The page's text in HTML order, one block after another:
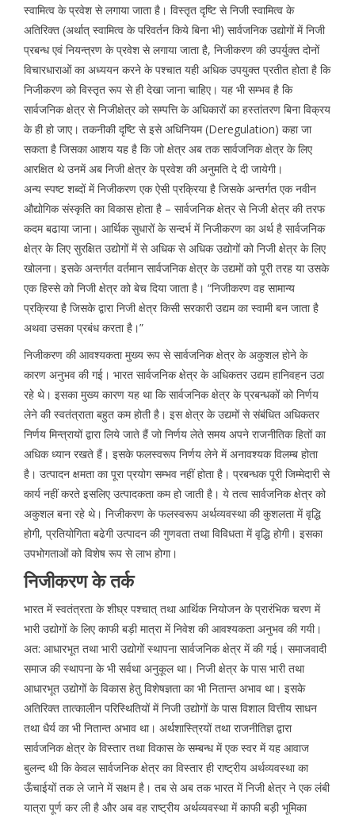
स्वामित्व के प्रवेश से लगाया जाता है। विस्तृत दृष्टि से निजी स्वामित्व के
अतिरिक्त (अर्थात् स्वामित्व के परिवर्तन किये बिना भी) सार्वजनिक उद्योगों में निजी
प्रबन्ध एवं नियन्त्रण के प्रवेश से लगाया जाता है, निजीकरण की उपर्युक्त दोनों
विचारधाराओं का अध्ययन करने के पश्चात यही अधिक उपयुक्त प्रतीत होता है कि
निजीकरण को विस्तृत रूप से ही देखा जाना चाहिए। यह भी सम्भव है कि
सार्वजनिक क्षेत्र से निजीक्षेत्र को सम्पत्ति के अधिकारों का हस्तांतरण बिना विक्रय
के ही हो जाए। तकनीकी दृष्टि से इसे अधिनियम (Deregulation) कहा जा
सकता है जिसका आशय यह है कि जो क्षेत्र अब तक सार्वजनिक क्षेत्र के लिए
आरक्षित थे उनमें अब निजी क्षेत्र के प्रवेश की अनुमति दे दी जायेगी।
अन्य स्पष्ट शब्दों में निजीकरण एक ऐसी प्रक्रिया है जिसके अन्तर्गत एक नवीन
औद्योगिक संस्कृति का विकास होता है – सार्वजनिक क्षेत्र से निजी क्षेत्र की तरफ
कदम बढाया जाना। आर्थिक सुधारों के सन्दर्भ में निजीकरण का अर्थ है सार्वजनिक
क्षेत्र के लिए सुरक्षित उद्योगों में से अधिक से अधिक उद्योगों को निजी क्षेत्र के लिए
खोलना। इसके अन्तर्गत वर्तमान सार्वजनिक क्षेत्र के उद्यमों को पूरी तरह या उसके
एक हिस्से को निजी क्षेत्र को बेच दिया जाता है। “निजीकरण वह सामान्य
प्रक्रिया है जिसके द्वारा निजी क्षेत्र किसी सरकारी उद्यम का स्वामी बन जाता है
अथवा उसका प्रबंध करता है।”
निजीकरण की आवश्यकता मुख्य रूप से सार्वजनिक क्षेत्र के अकुशल होने के
कारण अनुभव की गई। भारत सार्वजनिक क्षेत्र के अधिकतर उद्यम हानिवहन उठा
रहे थे। इसका मुख्य कारण यह था कि सार्वजनिक क्षेत्र के प्रबन्धकों को निर्णय
लेने की स्वतंत्राता बहुत कम होती है। इस क्षेत्र के उद्यमों से संबंधित अधिकतर
निर्णय मिन्त्रायों द्वारा लिये जाते हैं जो निर्णय लेते समय अपने राजनीतिक हितों का
अधिक ध्यान रखते हैं। इसके फलस्वरूप निर्णय लेने में अनावश्यक विलम्ब होता
है। उत्पादन क्षमता का पूरा प्रयोग सम्भव नहीं होता है। प्रबन्धक पूरी जिम्मेदारी से
कार्य नहीं करते इसलिए उत्पादकता कम हो जाती है। ये तत्व सार्वजनिक क्षेत्र को
अकुशल बना रहे थे। निजीकरण के फलस्वरूप अर्थव्यवस्था की कुशलता में वृद्धि
होगी, प्रतियोगिता बढेगी उत्पादन की गुणवता तथा विविधता में वृद्धि होगी। इसका
उपभोगताओं को विशेष रूप से लाभ होगा।
निजीकरण के तर्क
भारत में स्वतंत्रता के शीघ्र पश्चात् तथा आर्थिक नियोजन के प्रारंभिक चरण में
भारी उद्योगों के लिए काफी बड़ी मात्रा में निवेश की आवश्यकता अनुभव की गयी।
अत: आधारभूत तथा भारी उद्योगों स्थापना सार्वजनिक क्षेत्र में की गई। समाजवादी
समाज की स्थापना के भी सर्वथा अनुकूल था। निजी क्षेत्र के पास भारी तथा
आधारभूत उद्योगों के विकास हेतु विशेषज्ञता का भी नितान्त अभाव था। इसके
अतिरिक्त तात्कालीन परिस्थितियों में निजी उद्योगों के पास विशाल वित्तीय साधन
तथा धैर्य का भी नितान्त अभाव था। अर्थशास्त्रियों तथा राजनीतिज्ञ द्वारा
सार्वजनिक क्षेत्र के विस्तार तथा विकास के सम्बन्ध में एक स्वर में यह आवाज
बुलन्द थी कि केवल सार्वजनिक क्षेत्र का विस्तार ही राष्ट्रीय अर्थव्यवस्था का
ऊँचाईयों तक ले जाने में सक्षम है। तब से अब तक भारत में निजी क्षेत्र ने एक लंबी
यात्रा पूर्ण कर ली है और अब वह राष्ट्रीय अर्थव्यवस्था में काफी बड़ी भूमिका